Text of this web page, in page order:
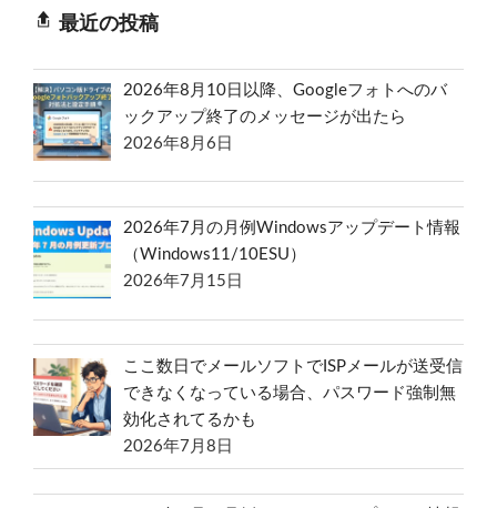
最近の投稿
2026年8月10日以降、Googleフォトへのバ
ックアップ終了のメッセージが出たら
2026年8月6日
2026年7月の月例Windowsアップデート情報
（Windows11/10ESU）
2026年7月15日
ここ数日でメールソフトでISPメールが送受信
できなくなっている場合、パスワード強制無
効化されてるかも
2026年7月8日